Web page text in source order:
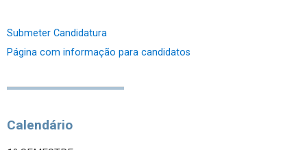
Submeter Candidatura
Página com informação para candidatos
Calendário